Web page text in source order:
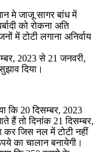
मे जाजू सागर बांध में
को रोकना अति
टोटी लगाना अनिर्वाय
2023 से 21 जनवरी,
दिया।
कि 20 दिसम्बर, 2023
हैं तो दिनांक 21 दिसम्बर,
कर जिस नल में टोटी नहीं
का चालान बनायेगी।